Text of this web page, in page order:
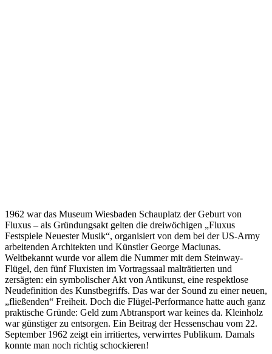
1962 war das Museum Wiesbaden Schauplatz der Geburt von
Fluxus – als Gründungsakt gelten die dreiwöchigen „Fluxus
Festspiele Neuester Musik“, organisiert von dem bei der US-Army
arbeitenden Architekten und Künstler George Maciunas.
Weltbekannt wurde vor allem die Nummer mit dem Steinway-
Flügel, den fünf Fluxisten im Vortragssaal malträtierten und
zersägten: ein symbolischer Akt von Antikunst, eine respektlose
Neudefinition des Kunstbegriffs. Das war der Sound zu einer neuen,
„fließenden“ Freiheit. Doch die Flügel-Performance hatte auch ganz
praktische Gründe: Geld zum Abtransport war keines da. Kleinholz
war günstiger zu entsorgen. Ein Beitrag der Hessenschau vom 22.
September 1962 zeigt ein irritiertes, verwirrtes Publikum. Damals
konnte man noch richtig schockieren!